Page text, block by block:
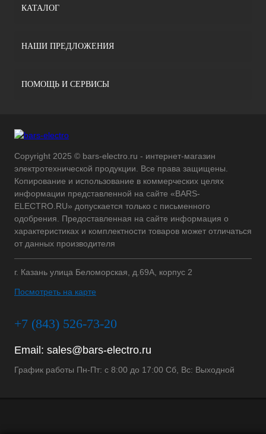
КАТАЛОГ
НАШИ ПРЕДЛОЖЕНИЯ
ПОМОЩЬ И СЕРВИСЫ
Copyright 2025 © bars-electro.ru - интернет-магазин
электротехнической продукции. Все права защищены.
Копирование и использование в коммерческих целях
информации представленной на сайте «BARS-
ELECTRO.RU» допускается только с письменного
одобрения. Предоставленная на сайте информация о
характеристиках и комплектности товаров может отличаться
от данных производителя
г. Казань улица Беломорская, д.69А, корпус 2
Посмотреть на карте
+7 (843) 526-73-20
Email: sales@bars-electro.ru
График работы Пн-Пт: с 8:00 до 17:00 Сб, Вс: Выходной